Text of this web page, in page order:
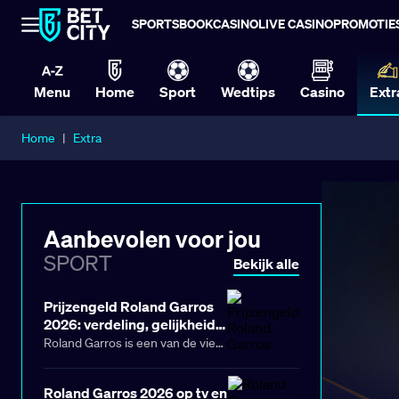
SPORTSBOOKCASINOLIVE CASINO
Menu Home Sport Wedtips Casino
Home | Extra
Aanbevolen voor jou
SPORT Bekijk alle
Prijzengeld Roland Garros
2026: verdeling, gelijkheid
en totale prijzenpot
Roland Garros is een van de vier
Roland Garros 2026 op tv en